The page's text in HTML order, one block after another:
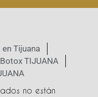
Tijuana
Botox TIJUANA
no están